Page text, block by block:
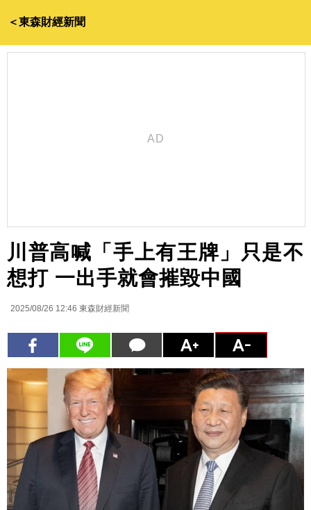
＜東森財經新聞
川普高喊「手上有王牌」只是不
想打 一出手就會摧毀中國
2025/08/26 12:46 東森財經新聞